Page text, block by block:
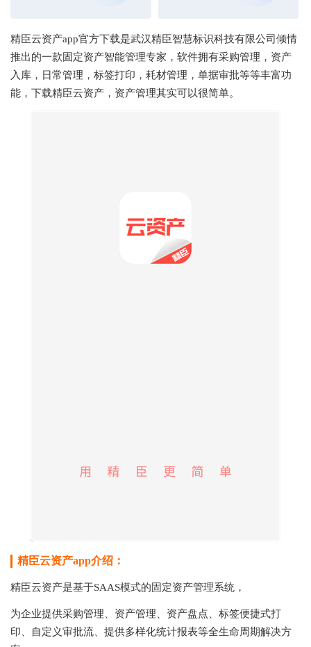
精臣云资产app官方下载是武汉精臣智慧标识科技有限公司倾情
推出的一款固定资产智能管理专家，软件拥有采购管理， 资产
入库， 日常管理， 标签打印， 耗材管理，单据审批等等丰富功
能，下载精臣云资产，资产管理其实可以很简单。
精臣云资产app介绍：
精臣云资产是基于SAAS模式的固定资产管理系统，
为企业提供采购管理、资产管理、资产盘点、标签便捷式打
印、自定义审批流、提供多样化统计报表等全生命周期解决方